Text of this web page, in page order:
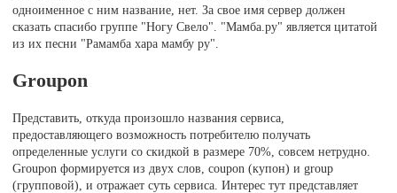
одноименное с ним название, нет. За свое имя сервер должен
сказать спасибо группе "Ногу Свело". "Мамба.ру" является цитатой
из их песни "Рамамба хара мамбу ру".
Groupon
Представить, откуда произошло названия сервиса,
предоставляющего возможность потребителю получать
определенные услуги со скидкой в размере 70%, совсем нетрудно.
Groupon формируется из двух слов, coupon (купон) и group
(групповой), и отражает суть сервиса. Интерес тут представляет